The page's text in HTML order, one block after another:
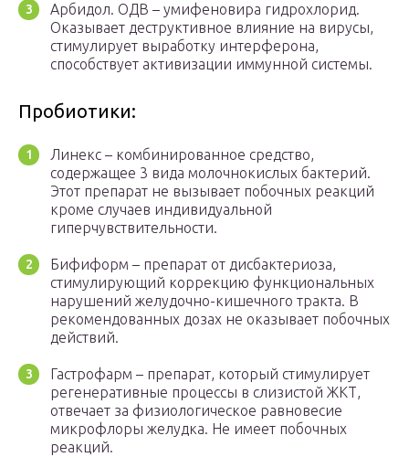
Арбидол. ОДВ – умифеновира ­гидрохлорид.
Оказывает деструктивное влияние на вирусы,
стимулирует выработку интерферона,
способствует активизации иммунной системы.
Пробиотики:
Линекс – комбинированное средство,
содержащее 3 вида молочнокислых бактерий.
Этот препарат не вызывает побочных реакций
кроме случаев индивидуальной
гиперчувствительности.
Бифиформ – препарат от дисбактериоза,
стимулирующий коррекцию функциональных
нарушений желудочно-кишечного тракта. В
рекомендованных дозах не оказывает побочных
действий.
Гастрофарм – препарат, который стимулирует
регенеративные процессы в слизистой ЖКТ,
отвечает за физиологическое равновесие
микрофлоры желудка. Не имеет побочных
реакций.